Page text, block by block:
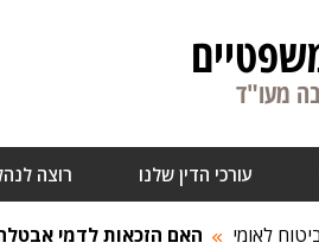
מעו"ד
עורכי הדין שלנו רוצה
לאומי האם הזכאות לדמי